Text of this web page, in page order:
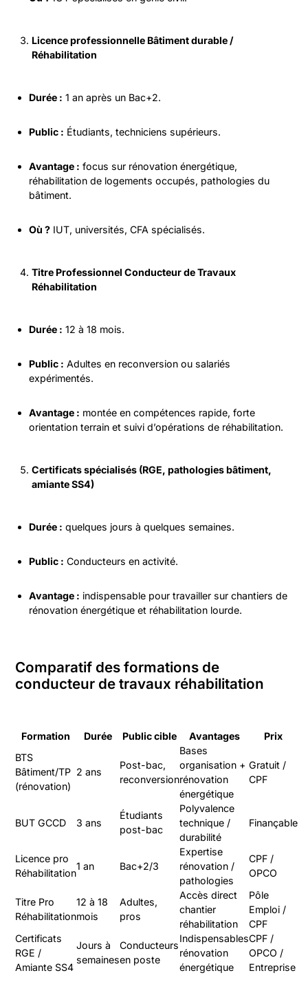
Licence professionnelle Bâtiment durable /
Réhabilitation
Durée : 1 an après un Bac+2.
Public : Étudiants, techniciens supérieurs.
Avantage : focus sur rénovation énergétique,
réhabilitation de logements occupés, pathologies du
bâtiment.
Où ? IUT, universités, CFA spécialisés.
Titre Professionnel Conducteur de Travaux
Réhabilitation
Durée : 12 à 18 mois.
Public : Adultes en reconversion ou salariés
expérimentés.
Avantage : montée en compétences rapide, forte
orientation terrain et suivi d’opérations de réhabilitation.
Certificats spécialisés (RGE, pathologies bâtiment,
amiante SS4)
Durée : quelques jours à quelques semaines.
Public : Conducteurs en activité.
Avantage : indispensable pour travailler sur chantiers de
rénovation énergétique et réhabilitation lourde.
Comparatif des formations de
conducteur de travaux réhabilitation
Formation Durée Public cible Avantages
Prix
BTS
Bâtiment/TP
(rénovation)
2 ans
Post-bac,
reconversion
Bases
organisation +
rénovation
énergétique
Gratuit /
CPF
BUT GCCD 3 ans
Étudiants
post-bac
Polyvalence
technique /
durabilité
Finançable
Licence pro
Réhabilitation
1 an Bac+2/3
Expertise
rénovation /
pathologies
CPF /
OPCO
Titre Pro
Réhabilitation
12 à 18
mois
Adultes,
pros
Accès direct
chantier
réhabilitation
Pôle
Emploi /
CPF
Certificats
RGE /
Amiante SS4
Jours à
semaines
Conducteurs
en poste
Indispensables
rénovation
énergétique
CPF /
OPCO /
Entreprise